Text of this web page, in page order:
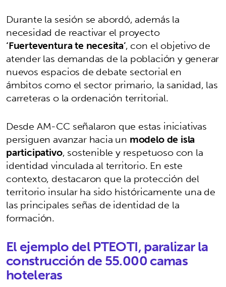
Durante la sesión se abordó, además la
necesidad de reactivar el proyecto
‘Fuerteventura te necesita’, con el objetivo de
atender las demandas de la población y generar
nuevos espacios de debate sectorial en
ámbitos como el sector primario, la sanidad, las
carreteras o la ordenación territorial.
Desde AM-CC señalaron que estas iniciativas
persiguen avanzar hacia un modelo de isla
participativo, sostenible y respetuoso con la
identidad vinculada al territorio. En este
contexto, destacaron que la protección del
territorio insular ha sido históricamente una de
las principales señas de identidad de la
formación.
El ejemplo del PTEOTI, paralizar la
construcción de 55.000 camas
hoteleras